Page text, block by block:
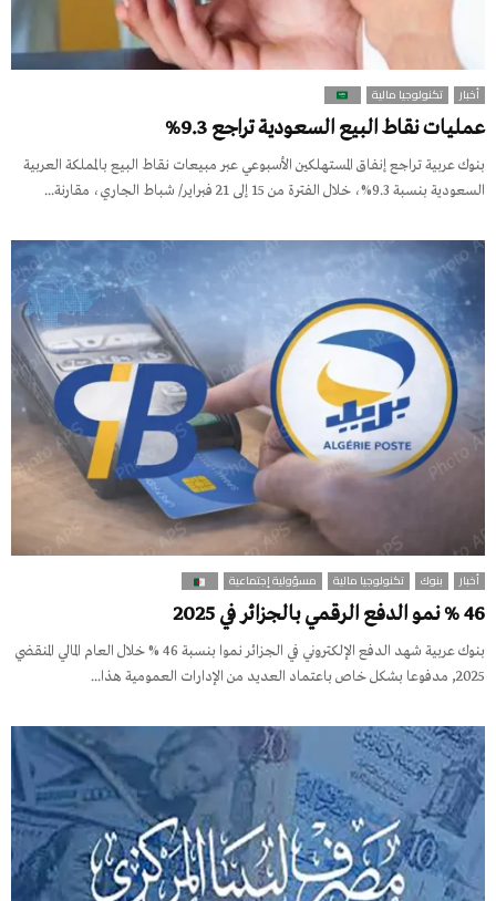
أخبار تكنولوجيا مالية
عمليات نقاط البيع السعودية تراجع 9.3%
بنوك عربية تراجع إنفاق المستهلكين الأسبوعي عبر مبيعات نقاط البيع بالمملكة العربية
السعودية بنسبة 9.3%، خلال الفترة من 15 إلى 21 فبراير/ شباط الجاري، مقارنة...
أخبار بنوك تكنولوجيا مالية مسؤولية إجتماعية
46 % نمو الدفع الرقمي بالجزائر في 2025
بنوك عربية شهد الدفع الإلكتروني في الجزائر نموا بنسبة 46 % خلال العام المالي المنقضي
2025, مدفوعا بشكل خاص باعتماد العديد من الإدارات العمومية هذا...